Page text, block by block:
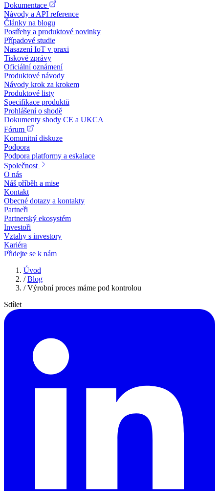
Dokumentace
Návody a API reference
Články na blogu
Postřehy a produktové novinky
Případové studie
Nasazení IoT v praxi
Tiskové zprávy
Oficiální oznámení
Produktové návody
Návody krok za krokem
Produktové listy
Specifikace produktů
Prohlášení o shodě
Dokumenty shody CE a UKCA
Fórum
Komunitní diskuze
Podpora
Podpora platformy a eskalace
Společnost
O nás
Náš příběh a mise
Kontakt
Obecné dotazy a kontakty
Partneři
Partnerský ekosystém
Investoři
Vztahy s investory
Kariéra
Přidejte se k nám
Úvod
/ Blog
/ Výrobní proces máme pod kontrolou
Sdílet